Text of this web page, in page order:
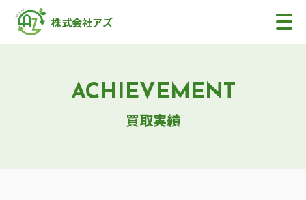
株式会社アズ
ACHIEVEMENT
買取実績